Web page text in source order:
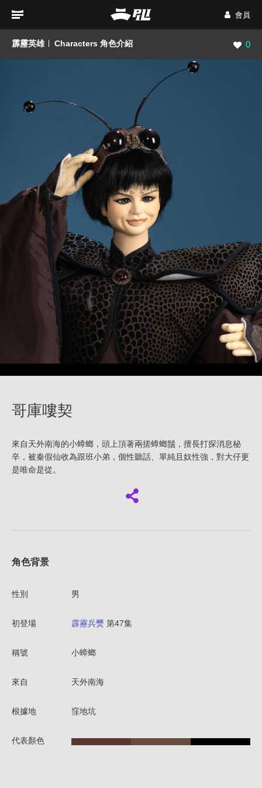
會員
霹靂英雄 Characters 角色介紹 瀏覽
0
哥庫嘍契
來自天外南海的小蟑螂，頭上頂著兩搓蟑螂鬚，擅長打探消息秘
辛，被秦假仙收為跟班小弟，個性聽話、單純且奴性強，對大仔更
是唯命是從。
角色背景
性別 男
初登場 霹靂兵燹 第47集
稱號 小蟑螂
來自 天外南海
根據地 窪地坑
代表顏色